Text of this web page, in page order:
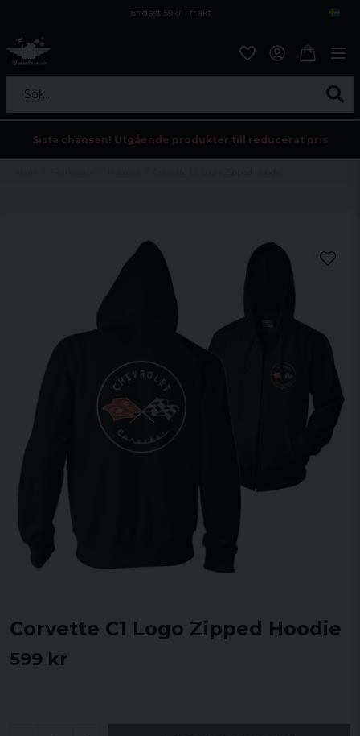
Endast 59kr i frakt
Sök...
Sista chansen! Utgående produkter till reducerat pris
Corvette C1 Logo Zipped Hoodie
599 kr